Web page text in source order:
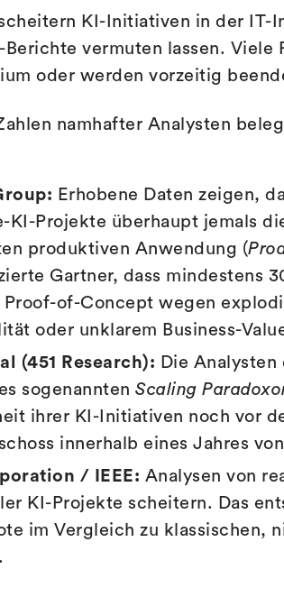
scheitern KI-Initiativen in der
Berichte vermuten lassen.
oder werden vorzeitig
namhafter Analysten
Erhobene Daten zeigen,
KI-Projekte überhaupt jemals
produktiven Anwendung (
Gartner, dass mindestens
Proof-of-Concept wegen
oder unklarem Business-
(451 Research): Die
sogenannten Scaling
ihrer KI-Initiativen noch vor
innerhalb eines Jahres
/ IEEE: Analysen von
KI-Projekte scheitern. Das
im Vergleich zu klassischen,